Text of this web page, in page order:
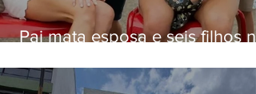
Pai mata esposa e seis filhos